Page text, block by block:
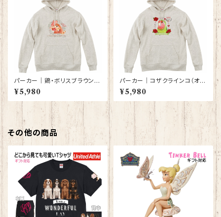
パーカー｜鶏・ボリスブラウン
（オートミール色）【型番 P-140】
¥5,980
パーカー｜コザクラインコ（オー
トミール色）【型番 P-141】
¥5,980
その他の商品